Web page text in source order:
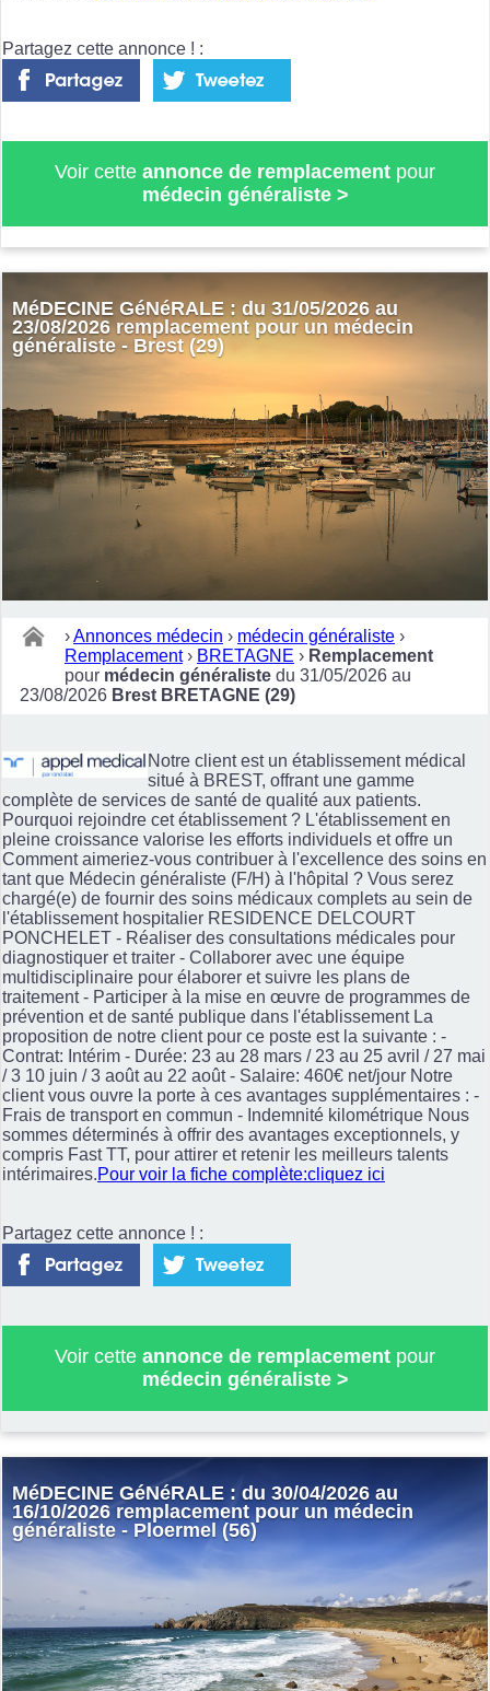
Partagez cette annonce ! :
Voir cette annonce de remplacement pour
médecin généraliste>
MéDECINE GéNéRALE : du 31/05/2026 au
23/08/2026 remplacement pour un médecin
généraliste - Brest (29)
›Annonces médecin › médecin généraliste ›
Remplacement › BRETAGNE › Remplacement
pour médecin généraliste du 31/05/2026 au
23/08/2026 Brest BRETAGNE (29)
Notre client est un établissement médical
situé à BREST, offrant une gamme
complète de services de santé de qualité aux patients.
Pourquoi rejoindre cet établissement ? L'établissement en
pleine croissance valorise les efforts individuels et offre un
Comment aimeriez-vous contribuer à l'excellence des soins en
tant que Médecin généraliste (F/H) à l'hôpital ? Vous serez
chargé(e) de fournir des soins médicaux complets au sein de
l'établissement hospitalier RESIDENCE DELCOURT
PONCHELET - Réaliser des consultations médicales pour
diagnostiquer et traiter - Collaborer avec une équipe
multidisciplinaire pour élaborer et suivre les plans de
traitement - Participer à la mise en œuvre de programmes de
prévention et de santé publique dans l'établissement La
proposition de notre client pour ce poste est la suivante : -
Contrat: Intérim - Durée: 23 au 28 mars / 23 au 25 avril / 27 mai
/ 3 10 juin / 3 août au 22 août - Salaire: 460€ net/jour Notre
client vous ouvre la porte à ces avantages supplémentaires : -
Frais de transport en commun - Indemnité kilométrique Nous
sommes déterminés à offrir des avantages exceptionnels, y
compris Fast TT, pour attirer et retenir les meilleurs talents
intérimaires.Pour voir la fiche complète:cliquez ici
Partagez cette annonce ! :
Voir cette annonce de remplacement pour
médecin généraliste>
MéDECINE GéNéRALE : du 30/04/2026 au
16/10/2026 remplacement pour un médecin
généraliste - Ploermel (56)